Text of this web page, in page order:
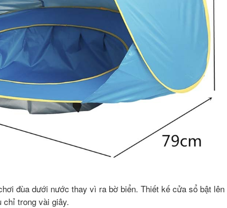
đùa dưới nước thay vì ra bờ biển. Thiết kế cửa sổ bật lên
chỉ trong vài giây.